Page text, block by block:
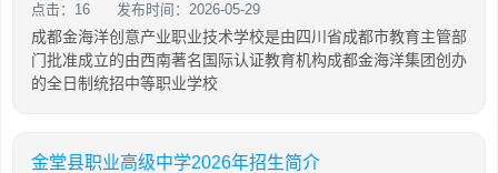
点击：16 发布时间：2026-05-29
成都金海洋创意产业职业技术学校是由四川省成都市教育主管部
门批准成立的由西南著名国际认证教育机构成都金海洋集团创办
的全日制统招中等职业学校
金堂县职业高级中学2026年招生简介